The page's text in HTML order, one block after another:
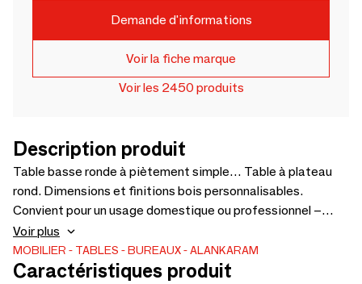
Demande d'informations
Voir la fiche marque
Voir les 2450 produits
Description produit
Table basse ronde à piètement simple… Table à plateau
rond. Dimensions et finitions bois personnalisables.
Convient pour un usage domestique ou professionnel –
1000 x 1000 x 750/1050
Voir plus
MOBILIER TABLES BUREAUX ALANKARAM
Caractéristiques produit